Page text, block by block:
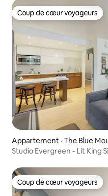
Coup de cœur voyageurs
Coup de cœur voyageurs
Appartement · The Blue
Studio Evergreen - Lit King
Coup de cœur voyageurs
Coup de cœur voyageurs